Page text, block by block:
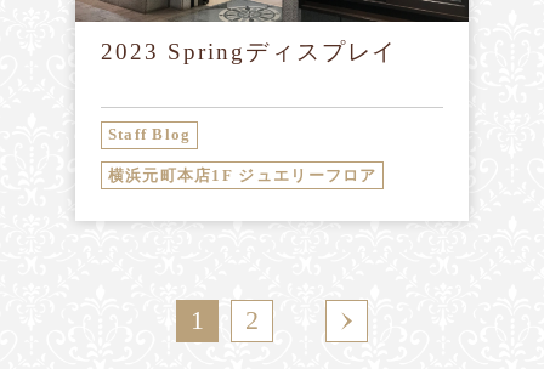
2023 Springディスプレイ
Staff Blog
横浜元町本店1F ジュエリーフロア
1 2